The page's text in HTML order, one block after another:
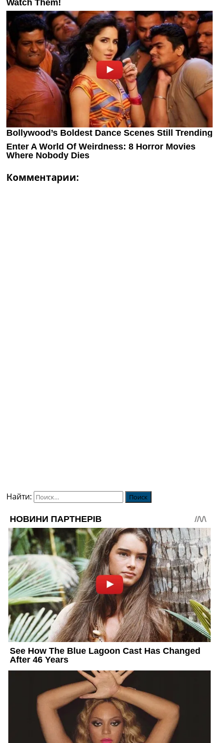
Комментарии:
Найти: